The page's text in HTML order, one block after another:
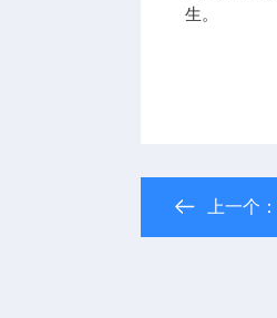
生。
上一个：